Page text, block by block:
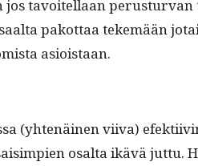
tavoitel­laan
pakot­taa tekemään
asioistaan.
(yht­enäi­nen vii­va)
osalta ikävä